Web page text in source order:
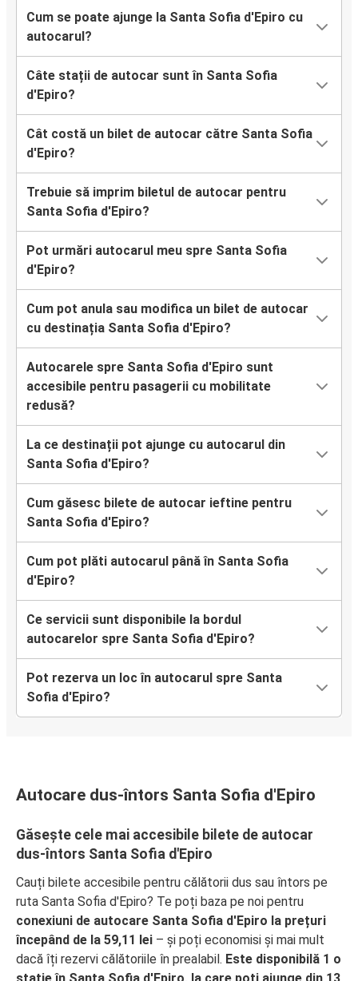
Cum se poate ajunge la Santa Sofia d'Epiro cu
autocarul?
Câte stații de autocar sunt în Santa Sofia
d'Epiro?
Cât costă un bilet de autocar către Santa Sofia
d'Epiro?
Trebuie să imprim biletul de autocar pentru
Santa Sofia d'Epiro?
Pot urmări autocarul meu spre Santa Sofia
d'Epiro?
Cum pot anula sau modifica un bilet de autocar
cu destinația Santa Sofia d'Epiro?
Autocarele spre Santa Sofia d'Epiro sunt
accesibile pentru pasagerii cu mobilitate
redusă?
La ce destinații pot ajunge cu autocarul din
Santa Sofia d'Epiro?
Cum găsesc bilete de autocar ieftine pentru
Santa Sofia d'Epiro?
Cum pot plăti autocarul până în Santa Sofia
d'Epiro?
Ce servicii sunt disponibile la bordul
autocarelor spre Santa Sofia d'Epiro?
Pot rezerva un loc în autocarul spre Santa
Sofia d'Epiro?
Autocare dus-întors Santa Sofia d'Epiro
Găsește cele mai accesibile bilete de autocar
dus-întors Santa Sofia d'Epiro
Cauți bilete accesibile pentru călătorii dus sau întors pe
ruta Santa Sofia d'Epiro? Te poți baza pe noi pentru
conexiuni de autocare Santa Sofia d'Epiro la prețuri
începând de la 59,11 lei – și poți economisi și mai mult
dacă îți rezervi călătoriile în prealabil. Este disponibilă 1 o